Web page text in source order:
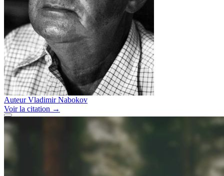
Auteur Vladimir Nabokov
Voirla citation →